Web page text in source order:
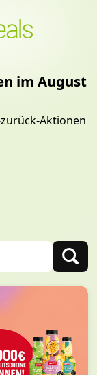
im August
Aktionen